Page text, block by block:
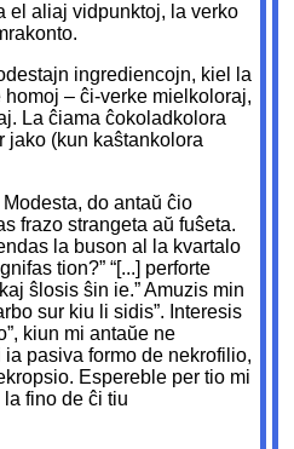
el aliaj vidpunktoj, la verko
ingrediencojn, kiel la
– ĉi-verke mielkoloraj,
La ĉiama ĉokoladkolora
jako (kun kaŝtankolora
do antaŭ ĉio
frazo strangeta aŭ fuŝeta.
la buson al la kvartalo
tion?” “[...] perforte
ŝlosis ŝin ie.” Amuzis min
sur kiu li sidis”. Interesis
kiun mi antaŭe ne
pasiva formo de nekrofilio,
Espereble per tio mi
fino de ĉi tiu